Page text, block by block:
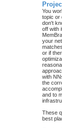
You
topic or
don't
off with
your
or if
with
the
and to
These
best